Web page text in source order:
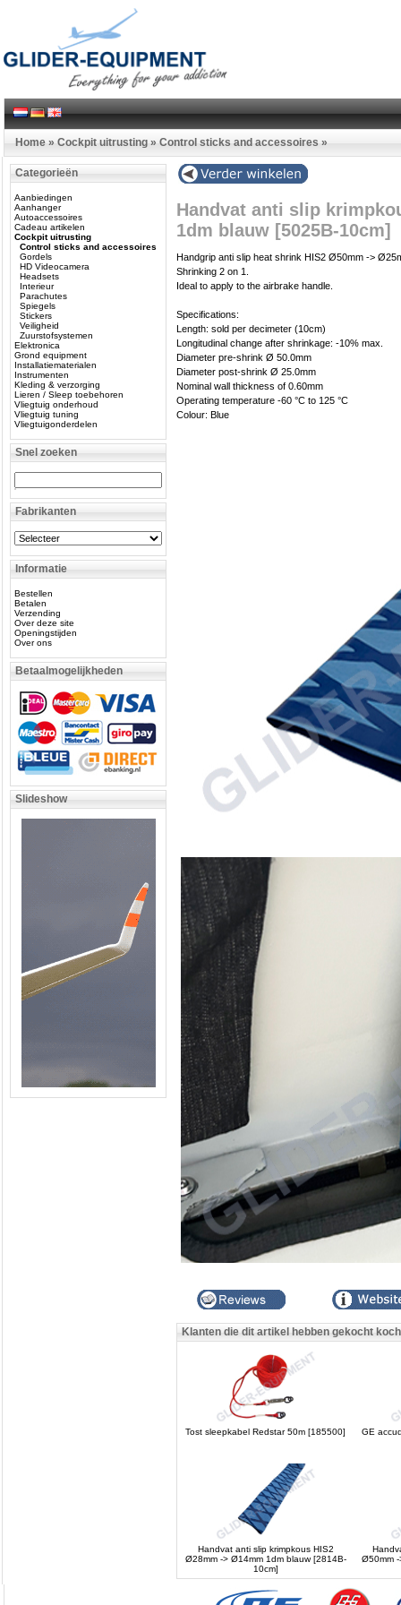
Home » Cockpit uitrusting » Control sticks and accessoires »
Categorieën
Aanbiedingen
Aanhanger
Autoaccessoires
Cadeau artikelen
Cockpit uitrusting
Control sticks and accessoires
Gordels
HD Videocamera
Headsets
Interieur
Parachutes
Spiegels
Stickers
Veiligheid
Zuurstofsystemen
Elektronica
Grond equipment
Installatiematerialen
Instrumenten
Kleding & verzorging
Lieren / Sleep toebehoren
Vliegtuig onderhoud
Vliegtuig tuning
Vliegtuigonderdelen
Snel zoeken
Fabrikanten
Informatie
Bestellen
Betalen
Verzending
Over deze site
Openingstijden
Over ons
Betaalmogelijkheden
Slideshow
Handvat anti slip
1dm blauw [5025B-10cm]
Handgrip anti slip heat shrink HIS2 Ø50mm ->
Shrinking 2 on 1.
Ideal to apply to the airbrake handle.
Specifications:
Length: sold per decimeter (10cm)
Longitudinal change after shrinkage: -10% max.
Diameter pre-shrink Ø 50.0mm
Diameter post-shrink Ø 25.0mm
Nominal wall thickness of 0.60mm
Operating temperature -60 °C to 125 °C
Colour: Blue
Klanten die dit artikel hebben gekocht
Tost sleepkabel Redstar 50m [185500] GE
Handvat anti slip krimpkous HIS2
Ø28mm -> Ø14mm 1dm blauw [2814B-
10cm]
Ø50mm -